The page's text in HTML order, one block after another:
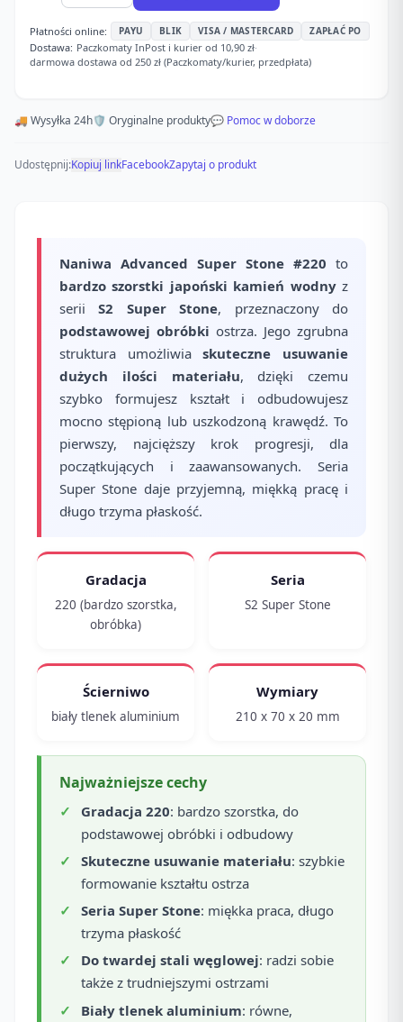
Płatności online: PAYU BLIK VISA / MASTERCARD ZAPŁAĆ PO
Dostawa: Paczkomaty InPost i kurier od 10,90 zł·
darmowa dostawa od 250 zł (Paczkomaty/kurier, przedpłata)
🚚 Wysyłka 24h🛡️ Oryginalne produkty💬 Pomoc w doborze
Udostępnij:Kopiuj linkFacebookZapytaj o produkt
Naniwa Advanced Super Stone #220 to
bardzo szorstki japoński kamień wodnyz
seriiS2 Super Stone, przeznaczony do
podstawowej obróbki ostrza. Jego zgrubna
struktura umożliwiaskuteczne usuwanie
dużych ilości materiału, dzięki czemu
szybko formujesz kształt i odbudowujesz
mocno stępioną lub uszkodzoną krawędź. To
pierwszy, najcięższy krok progresji, dla
początkujących i zaawansowanych. Seria
Super Stone daje przyjemną, miękką pracę i
długo trzyma płaskość.
Gradacja
220 (bardzo szorstka,
obróbka)
Seria
S2 Super Stone
Ścierniwo
biały tlenek aluminium
Wymiary
210 x 70 x 20 mm
Najważniejsze cechy
Gradacja 220: bardzo szorstka, do
podstawowej obróbki i odbudowy
Skuteczne usuwanie materiału: szybkie
formowanie kształtu ostrza
Seria Super Stone: miękka praca, długo
trzyma płaskość
Do twardej stali węglowej: radzi sobie
także z trudniejszymi ostrzami
Biały tlenek aluminium: równe,